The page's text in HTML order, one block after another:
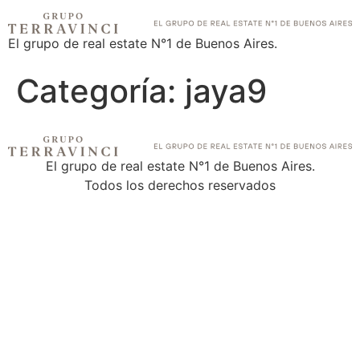
El grupo de real estate N°1 de Buenos Aires.
Categoría: jaya9
El grupo de real estate N°1 de Buenos Aires.
Todos los derechos reservados